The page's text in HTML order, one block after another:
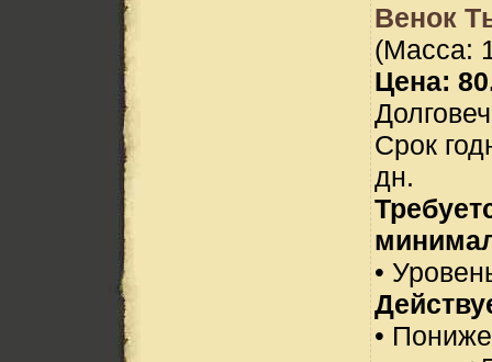
Венок
(Масса:
Цена:
Срок
дн.
•
•